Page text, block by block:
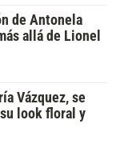
de Antonela
allá de Lionel
Vázquez, se
look floral y